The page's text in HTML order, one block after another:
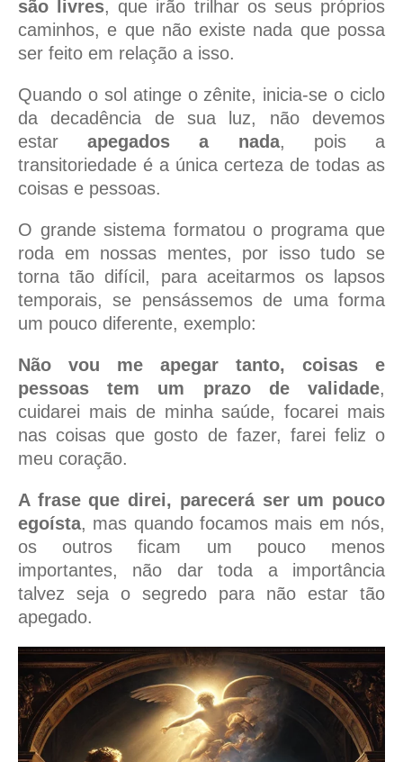
são livres, que irão trilhar os seus próprios
caminhos, e que não existe nada que possa
ser feito em relação a isso.
Quando o sol atinge o zênite, inicia-se o ciclo
da decadência de sua luz, não devemos
estarapegados a nada, pois a
transitoriedade é a única certeza de todas as
coisas e pessoas.
O grande sistema formatou o programa que
roda em nossas mentes, por isso tudo se
torna tão difícil, para aceitarmos os lapsos
temporais, se pensássemos de uma forma
um pouco diferente, exemplo:
Não vou me apegar tanto, coisas e
pessoas tem um prazo de validade,
cuidarei mais de minha saúde, focarei mais
nas coisas que gosto de fazer, farei feliz o
meu coração.
A frase que direi, parecerá ser um pouco
egoísta, mas quando focamos mais em nós,
os outros ficam um pouco menos
importantes, não dar toda a importância
talvez seja o segredo para não estar tão
apegado.